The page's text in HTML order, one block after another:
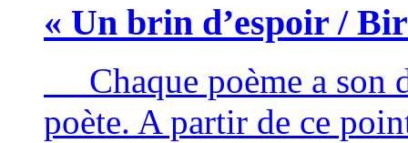
« Un brin d’espoir /
Chaque poème a son
poète. A partir de ce